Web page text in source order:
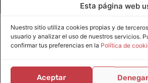
Esta página web
Nuestro sitio utiliza cookies propias y de
usuario y analizar el uso de nuestros servicios.
confirmar tus preferencias en la Política de
Aceptar Denegar